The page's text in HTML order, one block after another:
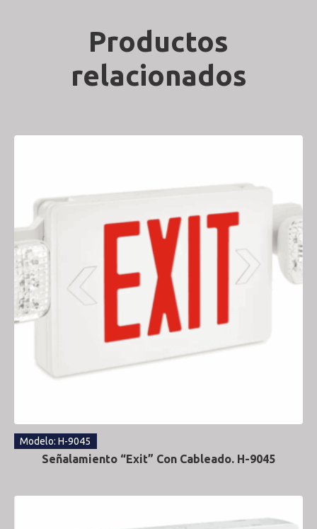
Productos
relacionados
Modelo: H-9045
Señalamiento “Exit” Con Cableado. H-9045